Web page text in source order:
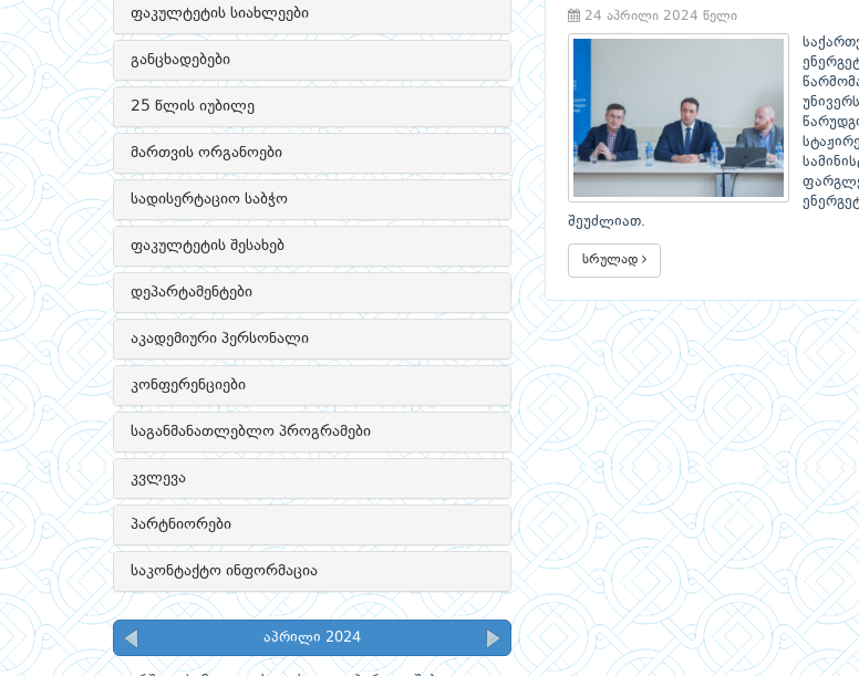
ფაკულტეტის სიახლეები
განცხადებები
25 წლის იუბილე
მართვის ორგანოები
სადისერტაციო საბჭო
ფაკულტეტის შესახებ
დეპარტამენტები
აკადემიური პერსონალი
კონფერენციები
საგანმანათლებლო პროგრამები
კვლევა
პარტნიორები
საკონტაქტო ინფორმაცია
აპრილი 2024
24 აპრილი 2024 წელი
შეუძლიათ.
სრულად